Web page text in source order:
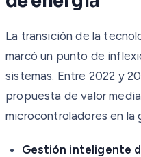
La transición de la
marcó un punto de
sistemas. Entre 2022 y
propuesta de valor
microcontroladores en la
Gestión inteligente